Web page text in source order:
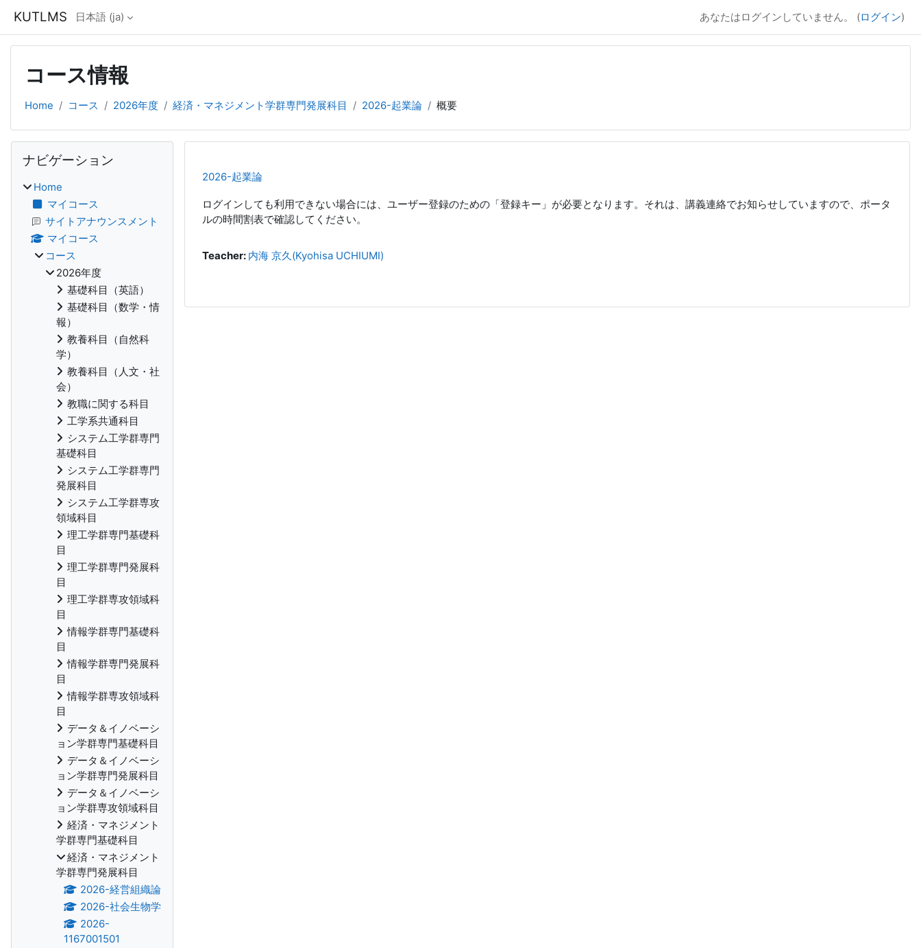
KUTLMS 日本語 ‎(ja)‎ あなたはログインしていません。 (ログイン)
コース情報
Home コース 2026年度 経済・マネジメント学群専門発展科目 2026-起業論 概要
2026-起業論
ログインしても利用できない場合には、ユーザー登録のための「登録キー」が必要となります。それは、講義連絡でお知らせしていますので、ポータ
ルの時間割表で確認してください。
Teacher: 内海 京久(Kyohisa UCHIUMI)
ブロック
ナビゲーション
Home
マイコース
サイトアナウンスメント
マイコース
コース
2026年度
基礎科目（英語）
基礎科目（数学・情
報）
教養科目（自然科
学）
教養科目（人文・社
会）
教職に関する科目
工学系共通科目
システム工学群専門
基礎科目
システム工学群専門
発展科目
システム工学群専攻
領域科目
理工学群専門基礎科
目
理工学群専門発展科
目
理工学群専攻領域科
目
情報学群専門基礎科
目
情報学群専門発展科
目
情報学群専攻領域科
目
データ＆イノベーシ
ョン学群専門基礎科目
データ＆イノベーシ
ョン学群専門発展科目
データ＆イノベーシ
ョン学群専攻領域科目
経済・マネジメント
学群専門基礎科目
経済・マネジメント
学群専門発展科目
2026-経営組織論
2026-社会生物学
2026-
1167001501